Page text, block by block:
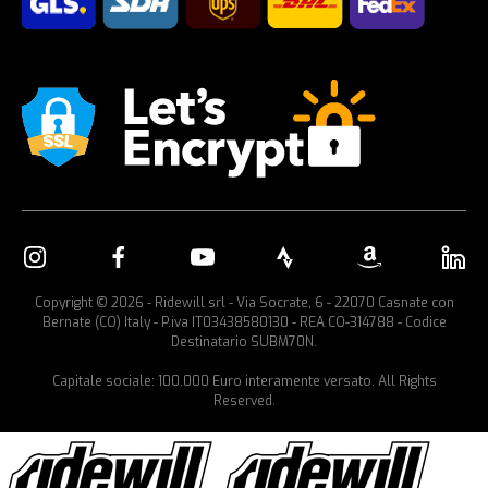
Copyright © 2026 - Ridewill srl - Via Socrate, 6 - 22070 Casnate con
Bernate (CO) Italy - P.iva IT03438580130 - REA CO-314788 - Codice
Destinatario SUBM70N.
Capitale sociale: 100.000 Euro interamente versato. All Rights
Reserved.